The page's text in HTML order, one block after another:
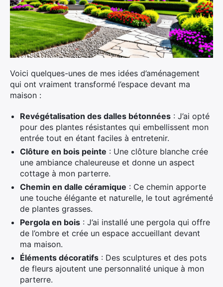
Voici quelques-unes de mes idées d’aménagement
qui ont vraiment transformé l’espace devant ma
maison :
Revégétalisation des dalles bétonnées : J’ai opté
pour des plantes résistantes qui embellissent mon
entrée tout en étant faciles à entretenir.
Clôture en bois peinte : Une clôture blanche crée
une ambiance chaleureuse et donne un aspect
cottage à mon parterre.
Chemin en dalle céramique : Ce chemin apporte
une touche élégante et naturelle, le tout agrémenté
de plantes grasses.
Pergola en bois : J’ai installé une pergola qui offre
de l’ombre et crée un espace accueillant devant
ma maison.
Éléments décoratifs : Des sculptures et des pots
de fleurs ajoutent une personnalité unique à mon
parterre.